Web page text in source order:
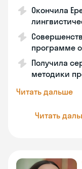
Окончила
программе
Получила
методики
Читать дальше
Читать